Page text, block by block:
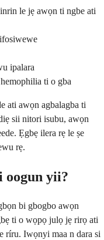
le jẹ awọn ti ngbe ati
ipalara
ti o gba
ati awọn agbalagba ti
sii nitori isubu, awọn
Ẹgbẹ ilera rẹ le ṣe
rẹ.
oogun yii?
bi gbogbo awọn
ti o wọpọ julọ jẹ rirọ ati
ríru. Iwọnyi maa n dara si